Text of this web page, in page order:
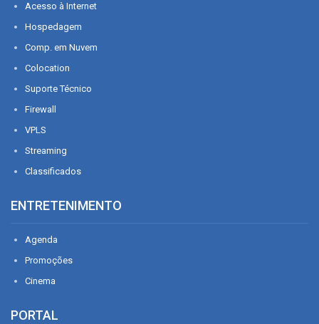
Acesso à Internet
Hospedagem
Comp. em Nuvem
Colocation
Suporte Técnico
Firewall
VPLS
Streaming
Classificados
ENTRETENIMENTO
Agenda
Promoções
Cinema
PORTAL